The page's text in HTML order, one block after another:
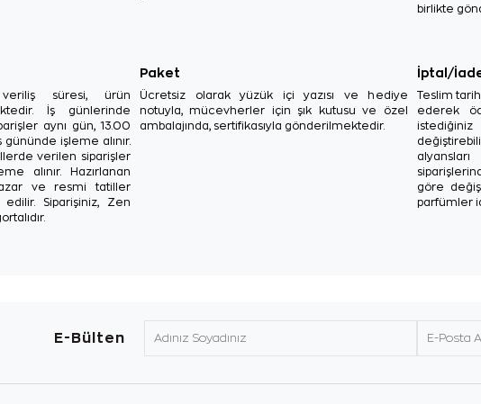
birlikte
veriliş süresi, ürün
İş günlerinde
aynı gün, 13.00
işleme alınır.
verilen siparişler
alınır. Hazırlanan
ve resmi tatiller
edilir. Siparişiniz, Zen
Paket
Ücretsiz olarak yüzük içi yazısı ve hediye
notuyla, mücevherler için şık kutusu ve özel
ambalajında, sertifikasıyla gönderilmektedir.
İptal/
Teslim
ederek
göre
parfümler
E-Bülten